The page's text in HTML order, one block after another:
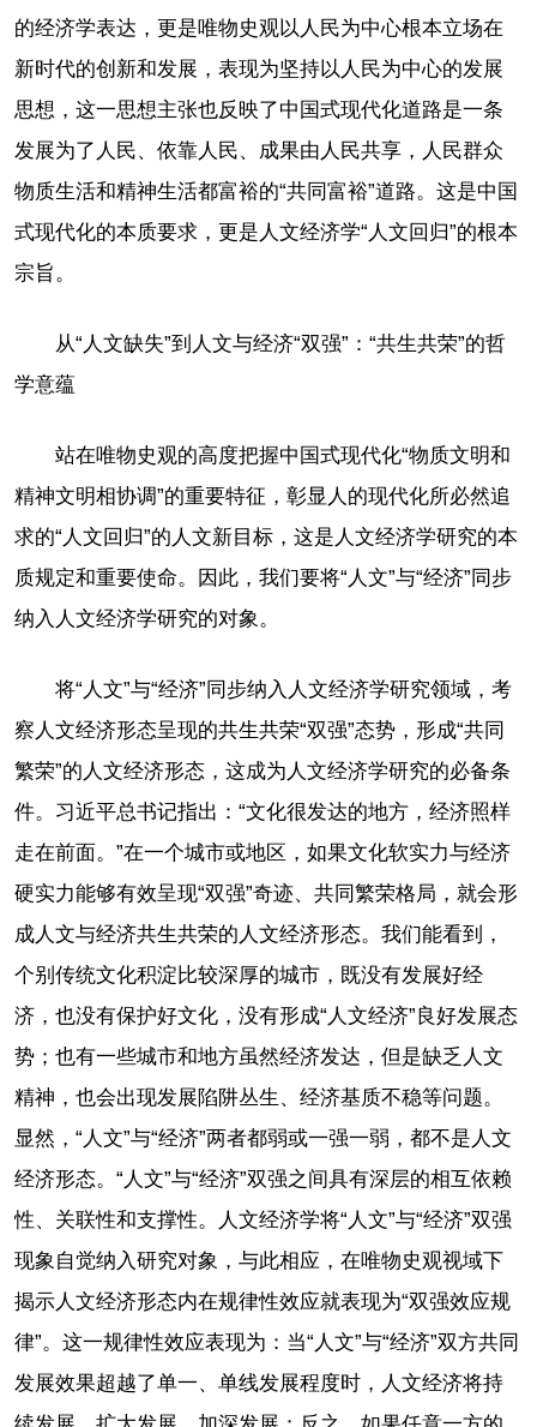
的经济学表达，更是唯物史观以人民为中心根本立场在
新时代的创新和发展，表现为坚持以人民为中心的发展
思想，这一思想主张也反映了中国式现代化道路是一条
发展为了人民、依靠人民、成果由人民共享，人民群众
物质生活和精神生活都富裕的“共同富裕”道路。这是中国
式现代化的本质要求，更是人文经济学“人文回归”的根本
宗旨。
从“人文缺失”到人文与经济“双强”：“共生共荣”的哲
学意蕴
站在唯物史观的高度把握中国式现代化“物质文明和
精神文明相协调”的重要特征，彰显人的现代化所必然追
求的“人文回归”的人文新目标，这是人文经济学研究的本
质规定和重要使命。因此，我们要将“人文”与“经济”同步
纳入人文经济学研究的对象。
将“人文”与“经济”同步纳入人文经济学研究领域，考
察人文经济形态呈现的共生共荣“双强”态势，形成“共同
繁荣”的人文经济形态，这成为人文经济学研究的必备条
件。习近平总书记指出：“文化很发达的地方，经济照样
走在前面。”在一个城市或地区，如果文化软实力与经济
硬实力能够有效呈现“双强”奇迹、共同繁荣格局，就会形
成人文与经济共生共荣的人文经济形态。我们能看到，
个别传统文化积淀比较深厚的城市，既没有发展好经
济，也没有保护好文化，没有形成“人文经济”良好发展态
势；也有一些城市和地方虽然经济发达，但是缺乏人文
精神，也会出现发展陷阱丛生、经济基质不稳等问题。
显然，“人文”与“经济”两者都弱或一强一弱，都不是人文
经济形态。“人文”与“经济”双强之间具有深层的相互依赖
性、关联性和支撑性。人文经济学将“人文”与“经济”双强
现象自觉纳入研究对象，与此相应，在唯物史观视域下
揭示人文经济形态内在规律性效应就表现为“双强效应规
律”。这一规律性效应表现为：当“人文”与“经济”双方共同
发展效果超越了单一、单线发展程度时，人文经济将持